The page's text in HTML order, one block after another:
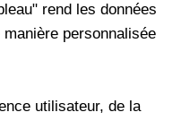
rend les données
personnalisée
utilisateur, de la